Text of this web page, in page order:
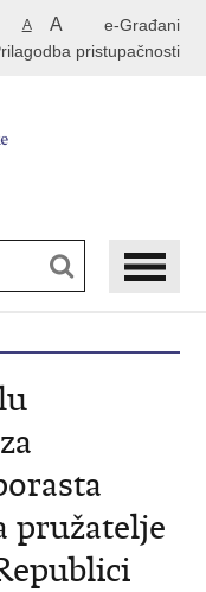
e-Građani
A A
pristupačnosti
pružatelje